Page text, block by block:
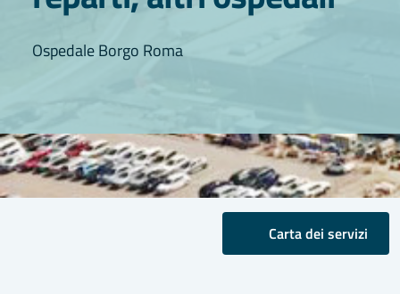
Ospedale Borgo Roma
Carta dei servizi